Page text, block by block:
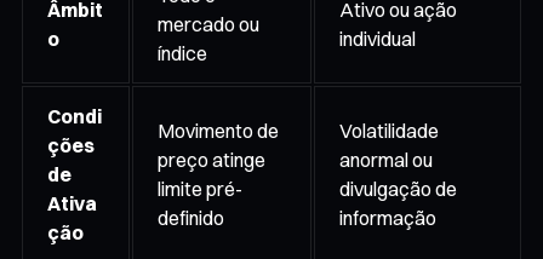
Âmbit
o
mercado ou
índice
Ativo ou ação
individual
Condi
ções
de
Ativa
ção
Movimento de
preço atinge
limite pré-
definido
Volatilidade
anormal ou
divulgação de
informação